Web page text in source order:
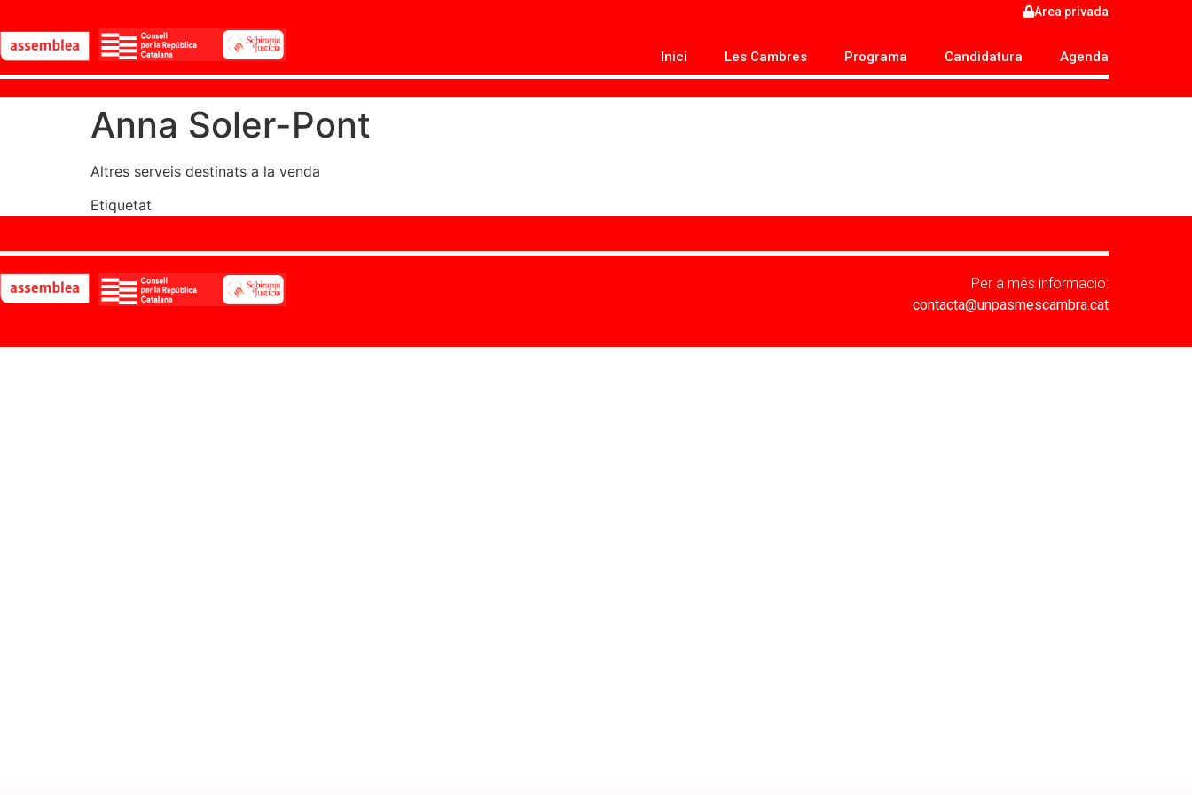
Area privada
Inici Les Cambres Programa Candidatura Agenda
Anna Soler-Pont
Altres serveis destinats a la venda
Etiquetat
Per a més informació:
contacta@unpasmescambra.cat